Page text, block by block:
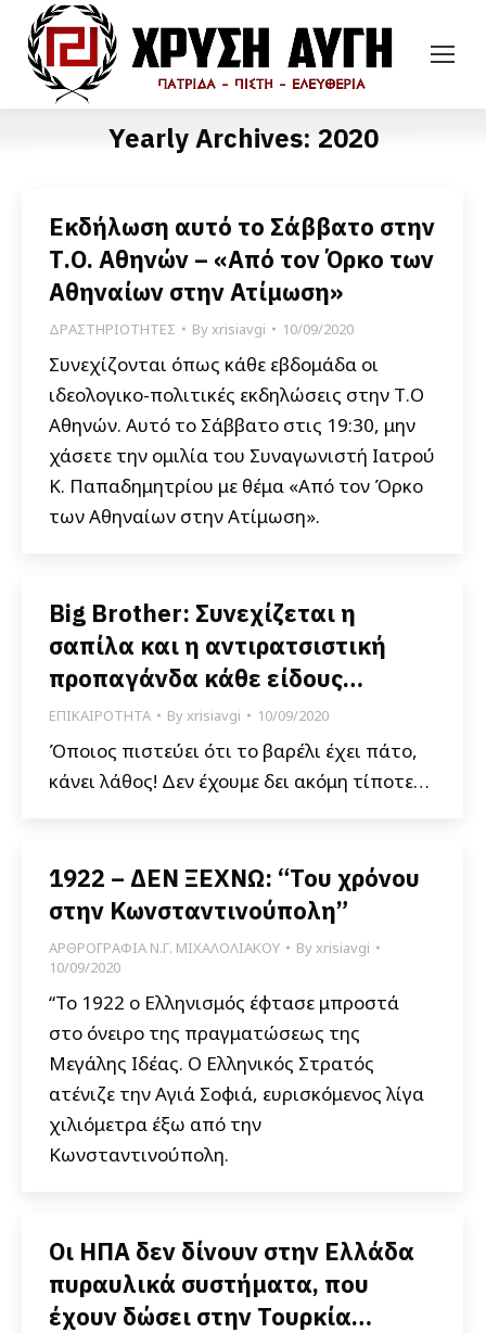
Yearly Archives: 2020
Εκδήλωση αυτό το Σάββατο στην
Τ.Ο. Αθηνών – «Από τον Όρκο των
Αθηναίων στην Ατίμωση»
ΔΡΑΣΤΗΡΙΟΤΗΤΕΣ Byxrisiavgi 10/09/2020
Συνεχίζονται όπως κάθε εβδομάδα οι
ιδεολογικο-πολιτικές εκδηλώσεις στην Τ.Ο
Αθηνών. Αυτό το Σάββατο στις 19:30, μην
χάσετε την ομιλία του Συναγωνιστή Ιατρού
Κ. Παπαδημητρίου με θέμα «Από τον Όρκο
των Αθηναίων στην Ατίμωση».
Βig Brother: Συνεχίζεται η
σαπίλα και η αντιρατσιστική
προπαγάνδα κάθε είδους…
ΕΠΙΚΑΙΡΟΤΗΤΑ Byxrisiavgi 10/09/2020
Όποιος πιστεύει ότι το βαρέλι έχει πάτο,
κάνει λάθος! Δεν έχουμε δει ακόμη τίποτε…
1922 – ΔΕΝ ΞΕΧΝΩ: “Του χρόνου
στην Κωνσταντινούπολη”
ΑΡΘΡΟΓΡΑΦΙΑ Ν.Γ. ΜΙΧΑΛΟΛΙΑΚΟΥ Byxrisiavgi
10/09/2020
“Το 1922 ο Ελληνισμός έφτασε μπροστά
στο όνειρο της πραγματώσεως της
Μεγάλης Ιδέας. Ο Ελληνικός Στρατός
ατένιζε την Αγιά Σοφιά, ευρισκόμενος λίγα
χιλιόμετρα έξω από την
Κωνσταντινούπολη.
Οι ΗΠΑ δεν δίνουν στην Ελλάδα
πυραυλικά συστήματα, που
έχουν δώσει στην Τουρκία…